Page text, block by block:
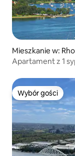
Mieszkanie w:
Apartament z 1
Wybór gości
Wybór gości